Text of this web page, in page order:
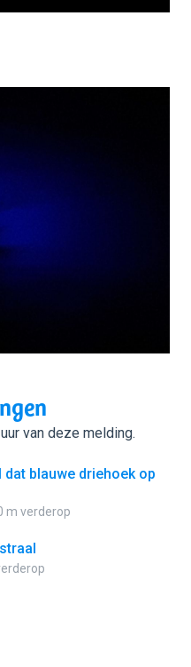
van deze melding.
blauwe driehoek op
m verderop